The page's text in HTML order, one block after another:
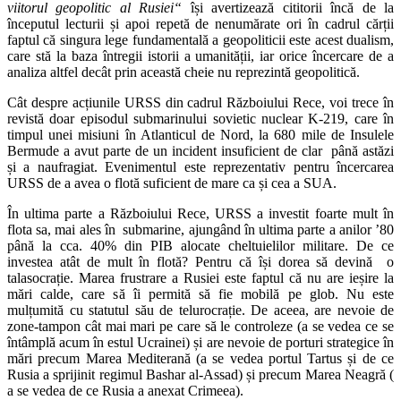
viitorul geopolitic al Rusiei“ își avertizează cititorii încă de la
începutul lecturii și apoi repetă de nenumărate ori în cadrul cărții
faptul că singura lege fundamentală a geopoliticii este acest dualism,
care stă la baza întregii istorii a umanității, iar orice încercare de a
analiza altfel decât prin această cheie nu reprezintă geopolitică.
Cât despre acțiunile URSS din cadrul Războiului Rece, voi trece în
revistă doar episodul submarinului sovietic nuclear K-219, care în
timpul unei misiuni în Atlanticul de Nord, la 680 mile de Insulele
Bermude a avut parte de un incident insuficient de clar până astăzi
și a naufragiat. Evenimentul este reprezentativ pentru încercarea
URSS de a avea o flotă suficient de mare ca și cea a SUA.
În ultima parte a Războiului Rece, URSS a investit foarte mult în
flota sa, mai ales în submarine, ajungând în ultima parte a anilor ’80
până la cca. 40% din PIB alocate cheltuielilor militare. De ce
investea atât de mult în flotă? Pentru că își dorea să devină o
talasocrație. Marea frustrare a Rusiei este faptul că nu are ieșire la
mări calde, care să îi permită să fie mobilă pe glob. Nu este
mulțumită cu statutul său de telurocrație. De aceea, are nevoie de
zone-tampon cât mai mari pe care să le controleze (a se vedea ce se
întâmplă acum în estul Ucrainei) și are nevoie de porturi strategice în
mări precum Marea Mediterană (a se vedea portul Tartus și de ce
Rusia a sprijinit regimul Bashar al-Assad) și precum Marea Neagră (
a se vedea de ce Rusia a anexat Crimeea).